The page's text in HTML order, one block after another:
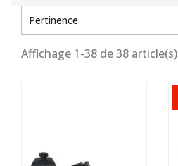
Pertinence
Affichage 1-38 de 38 article(s)